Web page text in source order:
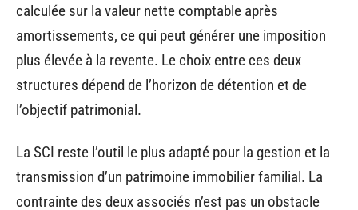
calculée sur la valeur nette comptable après
amortissements, ce qui peut générer une imposition
plus élevée à la revente. Le choix entre ces deux
structures dépend de l’horizon de détention et de
l’objectif patrimonial.
La SCI reste l’outil le plus adapté pour la gestion et la
transmission d’un patrimoine immobilier familial. La
contrainte des deux associés n’est pas un obstacle